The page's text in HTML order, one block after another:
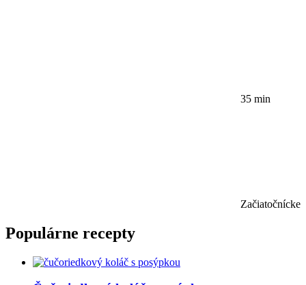
35 min
Začiatočnícke
Populárne recepty